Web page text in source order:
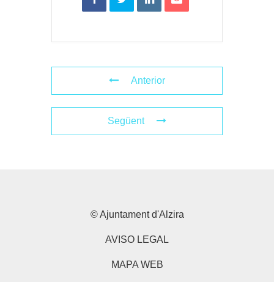
Anterior
Següent
© Ajuntament d'Alzira
AVISO LEGAL
MAPA WEB